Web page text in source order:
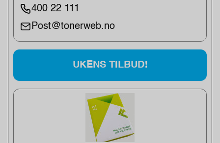
400 22 111
Post@tonerweb.no
UKENS TILBUD!